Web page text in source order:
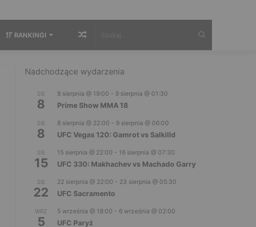
RANKINGI Losowy
Nadchodzące wydarzenia
SIE
8
8 sierpnia @ 19:00 - 9 sierpnia @ 01:30
Prime Show MMA 18
SIE
8
8 sierpnia @ 22:00 - 9 sierpnia @ 06:00
UFC Vegas 120: Gamrot vs Salkilld
SIE
15
15 sierpnia @ 22:00 - 16 sierpnia @ 07:30
UFC 330: Makhachev vs Machado Garry
SIE
22
22 sierpnia @ 22:00 - 23 sierpnia @ 05:30
UFC Sacramento
WRZ
5
5 września @ 18:00 - 6 września @ 02:00
UFC Paryż